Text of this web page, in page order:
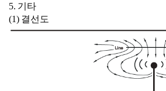
5. 기타
(1) 결선도